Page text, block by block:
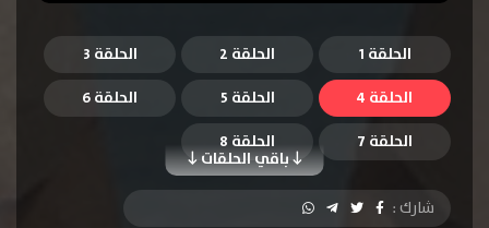
الحلقة 1 الحلقة 2
الحلقة 3
الحلقة 4
الحلقة 5 الحلقة 6
باقي الحلقات
الحلقة 7 الحلقة 8
شارك :